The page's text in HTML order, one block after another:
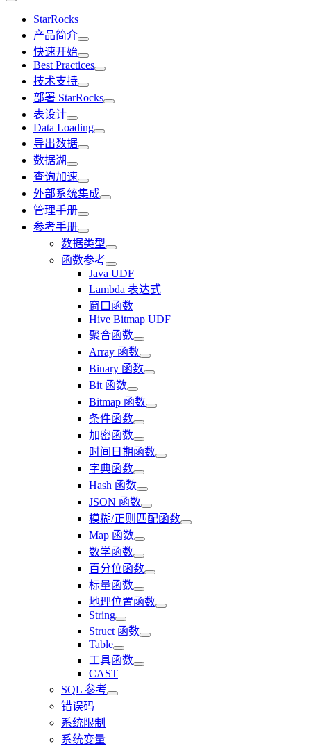
StarRocks
产品简介
快速开始
Best Practices
技术支持
部署 StarRocks
表设计
Data Loading
导出数据
数据湖
查询加速
外部系统集成
管理手册
参考手册
数据类型
函数参考
Java UDF
Lambda 表达式
窗口函数
Hive Bitmap UDF
聚合函数
Array 函数
Binary 函数
Bit 函数
Bitmap 函数
条件函数
加密函数
时间日期函数
字典函数
Hash 函数
JSON 函数
模糊/正则匹配函数
Map 函数
数学函数
百分位函数
标量函数
地理位置函数
String
Struct 函数
Table
工具函数
CAST
SQL 参考
错误码
系统限制
系统变量